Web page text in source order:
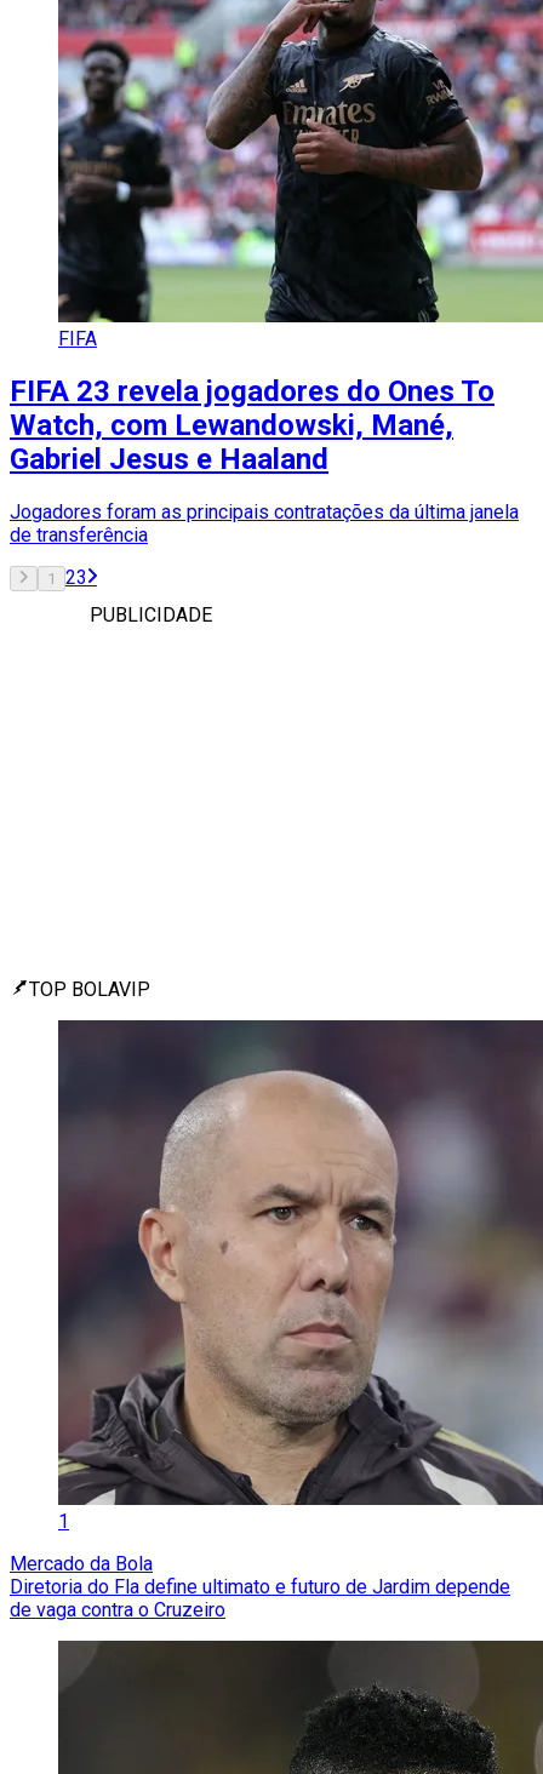
FIFA
FIFA 23 revela jogadores do Ones To
Watch, com Lewandowski, Mané,
Gabriel Jesus e Haaland
Jogadores foram as principais contratações da última janela
de transferência
1 23
PUBLICIDADE
TOP BOLAVIP
1
Mercado da Bola
Diretoria do Fla define ultimato e futuro de Jardim depende
de vaga contra o Cruzeiro